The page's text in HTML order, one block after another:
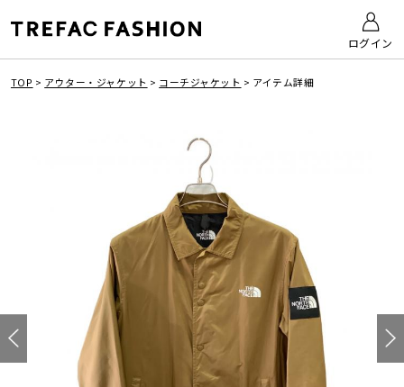
ログイン
TOP > アウター・ジャケット > コーチジャケット > アイテム詳細